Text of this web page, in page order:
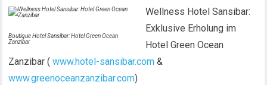
Boutique Hotel Sansibar: Hotel Green Ocean
Zanzibar
Wellness Hotel Sansibar:
Exklusive Erholung im
Hotel Green Ocean
Zanzibar (www.hotel-sansibar.com &
www.greenoceanzanzibar.com)